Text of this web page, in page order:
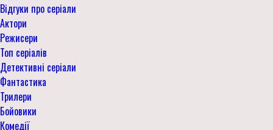
Відгуки про серіали
Актори
Режисери
Топ серіалів
Детективні серіали
Фантастика
Трилери
Бойовики
Комедії